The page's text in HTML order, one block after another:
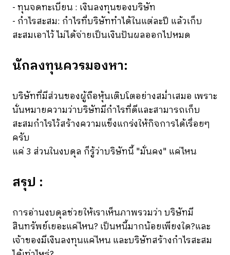
- ทุนจดทะเบียน : เงินลงทุนของบริษัท
- กำไรสะสม: กำไรที่บริษัททำได้ในแต่ละปี แล้วเก็บ
สะสมเอาไว้ ไม่ได้จ่ายเป็นเงินปันผลออกไปหมด
นักลงทุนควรมองหา:
บริษัทที่มีส่วนของผู้ถือหุ้นเติบโตอย่างสม่ำเสมอ เพราะ
นั่นหมายความว่าบริษัทมีกำไรที่ดีและสามารถเก็บ
สะสมกำไรไว้สร้างความแข็งแกร่งให้กิจการได้เรื่อยๆ
ครับ
แค่ 3 ส่วนในงบดุล ก็รู้ว่าบริษัทนี้ "มั่นคง" แค่ไหน
สรุป :
การอ่านงบดุลช่วยให้เราเห็นภาพรวมว่า บริษัทมี
สินทรัพย์เยอะแค่ไหน? เป็นหนี้มากน้อยเพียงใด?และ
เจ้าของมีเงินลงทุนแค่ไหน และบริษัทสร้างกำไรสะสม